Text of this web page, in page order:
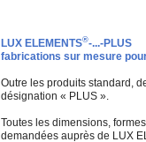
LUX ELEMENTS®-...-PLUS
fabrications sur mesure
Outre les produits standard,
désignation « PLUS ».
Toutes les dimensions,
demandées auprès de LUX